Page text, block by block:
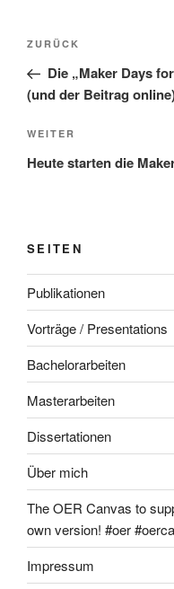
Beitragsnavigation
Vorheriger
Beitrag
ZURÜCK
Die „Maker Days
(und der Beitrag
Nächster
Beitrag
WEITER
Heute starten die
SEITEN
Publikationen
Vorträge / Presentations
Bachelorarbeiten
Masterarbeiten
Dissertationen
Über mich
The OER Canvas to
own version! #oer
Impressum